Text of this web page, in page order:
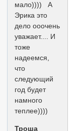
мало)))) А
Эрика это
дело ооочень
уважает.... И
тоже
надеемся,
что
следующий
год будет
намного
теплее))))
Троша